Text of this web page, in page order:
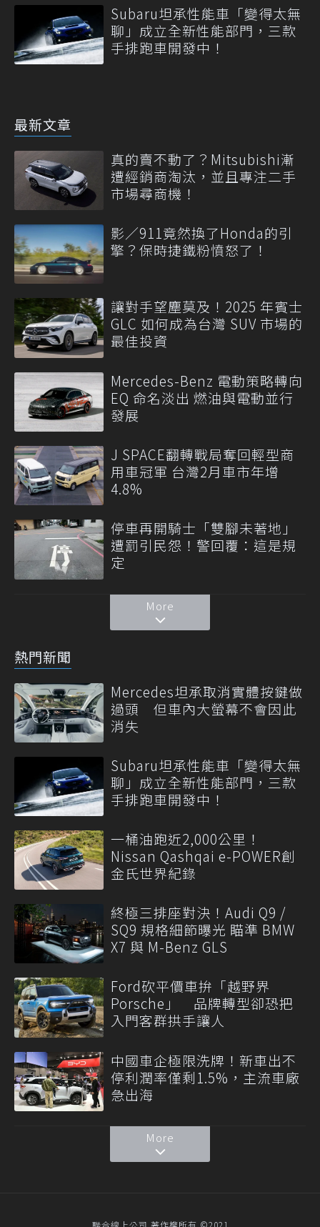
Subaru坦承性能車「變得太無
聊」成立全新性能部門，三款
手排跑車開發中！
最新文章
真的賣不動了？Mitsubishi漸
遭經銷商淘汰，並且專注二手
市場尋商機！
影／911竟然換了Honda的引
擎？保時捷鐵粉憤怒了！
讓對手望塵莫及！2025 年賓士
GLC 如何成為台灣 SUV 市場的
最佳投資
Mercedes-Benz 電動策略轉向
EQ 命名淡出 燃油與電動並行
發展
J SPACE翻轉戰局奪回輕型商
用車冠軍 台灣2月車市年增
4.8%
停車再開騎士「雙腳未著地」
遭罰引民怨！警回覆：這是規
定
More
熱門新聞
Mercedes坦承取消實體按鍵做
過頭 但車內大螢幕不會因此
消失
Subaru坦承性能車「變得太無
聊」成立全新性能部門，三款
手排跑車開發中！
一桶油跑近2,000公里！
Nissan Qashqai e-POWER創
金氏世界紀錄
終極三排座對決！Audi Q9 /
SQ9 規格細節曝光 瞄準 BMW
X7 與 M-Benz GLS
Ford砍平價車拚「越野界
Porsche」 品牌轉型卻恐把
入門客群拱手讓人
中國車企極限洗牌！新車出不
停利潤率僅剩1.5%，主流車廠
急出海
More
聯合線上公司 著作權所有 ©2021